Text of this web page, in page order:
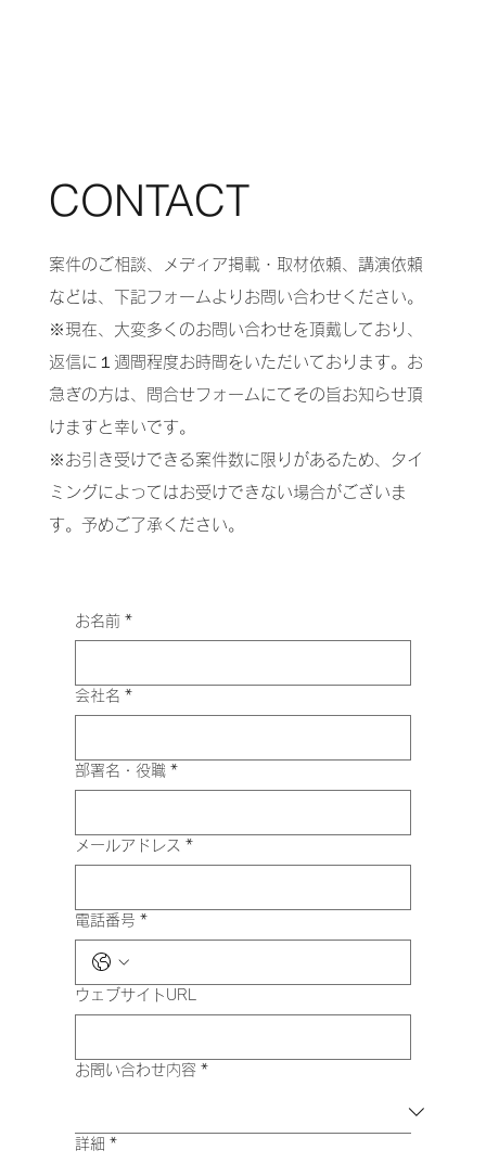
CONTACT
案件のご相談、メディア掲載・取材依頼、講演依頼
などは、下記フォームよりお問い合わせください。
※現在、大変多くのお問い合わせを頂戴しており、
返信に１週間程度お時間をいただいております。お
急ぎの方は、問合せフォームにてその旨お知らせ頂
けますと幸いです。
※お引き受けできる案件数に限りがあるため、タイ
ミングによってはお受けできない場合がございま
す。予めご了承ください。
お名前 *
会社名 *
部署名・役職 *
メールアドレス *
電話番号 *
ウェブサイトURL
お問い合わせ内容 *
詳細 *